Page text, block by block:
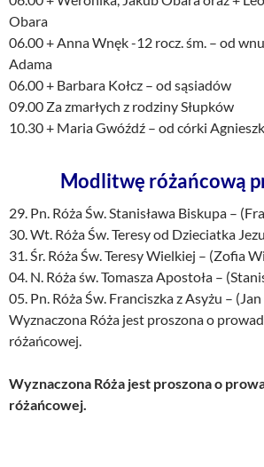
Obara
06.00 + Anna Wnęk -12 rocz. śm. – od
Adama
06.00 + Barbara Kołcz – od sąsiadów
09.00 Za zmarłych z rodziny Słupków
10.30 + Maria Gwóźdź – od córki
Modlitwę różańcową
29. Pn. Róża Św. Stanisława Biskupa –
30. Wt. Róża Św. Teresy od Dzieciatka
31. Śr. Róża Św. Teresy Wielkiej – (Zofia
04. N. Róża św. Tomasza Apostoła –
05. Pn. Róża Św. Franciszka z Asyżu –
Wyznaczona Róża jest proszona o
różańcowej.
Wyznaczona Róża jest proszona o
różańcowej.